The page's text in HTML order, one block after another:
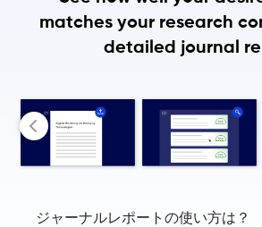
matches your research
detailed journal
ジャーナルレポートの使い方は？